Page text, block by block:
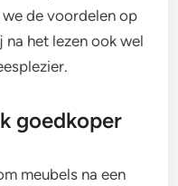
de voordelen op
het lezen ook wel
goedkoper
meubels na een